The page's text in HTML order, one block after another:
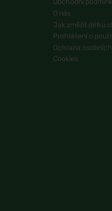
Obchodní
O nás
Jak změřit délku
Prohlášení o
Ochrana
Cookies